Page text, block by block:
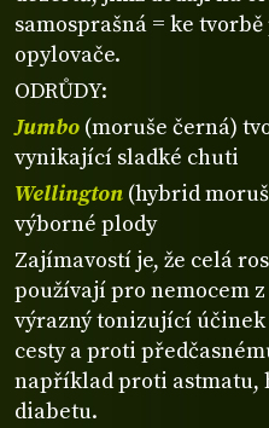
samosprašná = ke
opylovače.
ODRŮDY:
Jumbo (moruše černá)
vynikající sladké chuti
Wellington (hybrid
výborné plody
Zajímavostí je, že celá
používají pro nemocem
výrazný tonizující účinek
cesty a proti
například proti astmatu,
diabetu.